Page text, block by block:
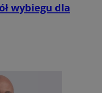
wybiegu dla